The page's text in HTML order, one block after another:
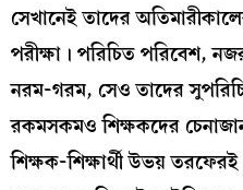
সেখানেই তাদের
পরীক্ষা। পরিচিত পরিবেশ,
নরম-গরম, সেও তাদের
রকমসকমও শিক্ষকদের
শিক্ষক-শিক্ষার্থী উভয়